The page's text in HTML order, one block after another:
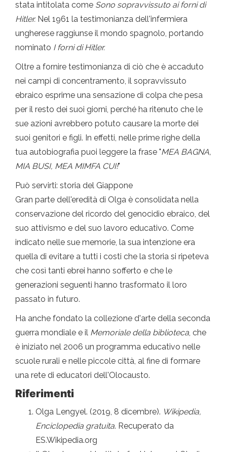
stata intitolata come Sono sopravvissuto ai forni di
Hitler.Nel 1961 la testimonianza dell'infermiera
ungherese raggiunse il mondo spagnolo, portando
nominato I forni di Hitler.
Oltre a fornire testimonianza di ciò che è accaduto
nei campi di concentramento, il sopravvissuto
ebraico esprime una sensazione di colpa che pesa
per il resto dei suoi giorni, perché ha ritenuto che le
sue azioni avrebbero potuto causare la morte dei
suoi genitori e figli. In effetti, nelle prime righe della
tua autobiografia puoi leggere la frase "MEA BAGNA,
MIA BUSI, MEA MIMFA CUI!"
Può servirti: storia del Giappone
Gran parte dell'eredità di Olga è consolidata nella
conservazione del ricordo del genocidio ebraico, del
suo attivismo e del suo lavoro educativo. Come
indicato nelle sue memorie, la sua intenzione era
quella di evitare a tutti i costi che la storia si ripeteva
che così tanti ebrei hanno sofferto e che le
generazioni seguenti hanno trasformato il loro
passato in futuro.
Ha anche fondato la collezione d'arte della seconda
guerra mondiale e il Memoriale della biblioteca, che
è iniziato nel 2006 un programma educativo nelle
scuole rurali e nelle piccole città, al fine di formare
una rete di educatori dell'Olocausto.
Riferimenti
Olga Lengyel. (2019, 8 dicembre). Wikipedia,
Enciclopedia gratuita. Recuperato da
ES.Wikipedia.org